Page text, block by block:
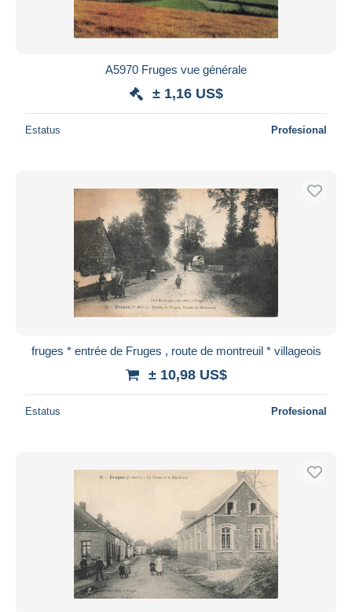
A5970 Fruges vue générale
± 1,16 US$
Estatus Profesional
fruges * entrée de Fruges , route de montreuil * villageois
± 10,98 US$
Estatus Profesional